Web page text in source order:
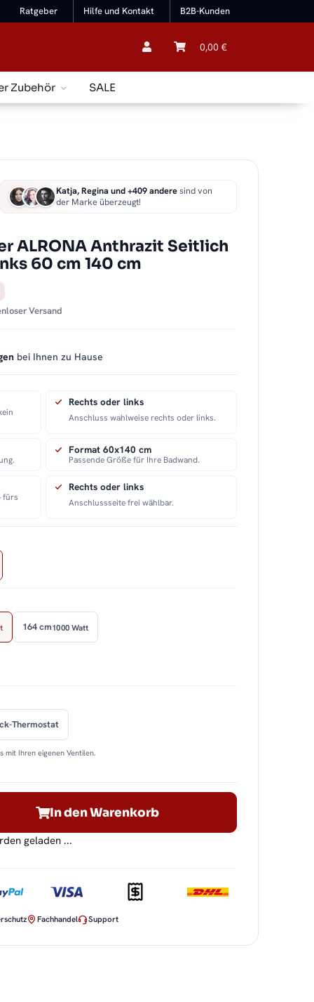
Ratgeber Hilfe und Kontakt B2B-Kunden
0,00 €
Zubehör SALE
Katja, Regina und +409 anderesind von
der Marke überzeugt!
ALRONA Anthrazit Seitlich
60 cm 140 cm
Versand
bei Ihnen zu Hause
Rechts oder links
Anschluss wahlweise rechts oder links.
Format 60x140 cm
Passende Größe für Ihre Badwand.
fürs
Rechts oder links
Anschlussseite frei wählbar.
164 cm1000 Watt
Thermostat
mit Ihren eigenen Ventilen.
In den Warenkorb
geladen ...
Fachhandel Support